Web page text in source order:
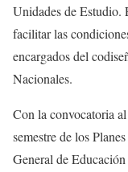
Unidades de Estudio.
facilitar las
encargados del
Nacionales.
Con la convocatoria
semestre de los
General de